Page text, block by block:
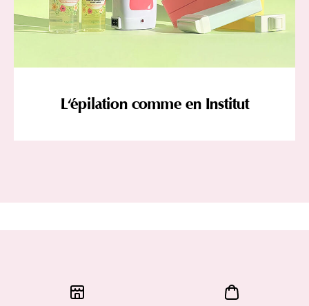
L'épilation comme en Institut